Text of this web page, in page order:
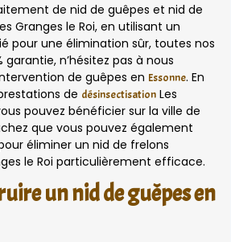
de nid de guêpes et nid de
Granges le Roi, en utilisant un
pour une élimination sûr, toutes nos
garantie, n’hésitez pas à nous
de guêpes en Essonne. En
de désinsectisation Les
pouvez bénéficier sur la ville de
que vous pouvez également
éliminer un nid de frelons
le Roi particulièrement efficace.
un nid de guêpes en